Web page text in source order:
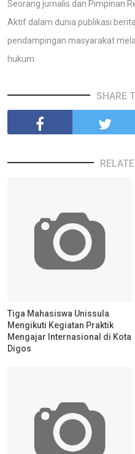
Seorang jurnalis dan Pimpinan
Aktif dalam dunia publikasi
pendampingan masyarakat
hukum.
SHARE
Tiga Mahasiswa Unissula
Mengikuti Kegiatan Praktik
Mengajar Internasional di Kota
Digos